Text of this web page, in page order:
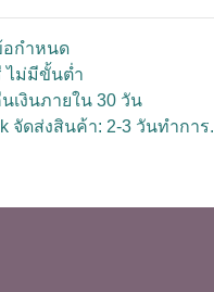
อกำหนด
ไม่มีขั้นต่ำ
เงินภายใน 30 วัน
จัดส่งสินค้า: 2-3 วันทำการ.